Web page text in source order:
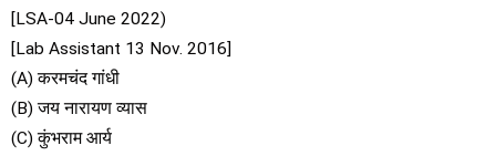
[LSA-04 June 2022)
[Lab Assistant 13 Nov. 2016]
(A) करमचंद गांधी
(B) जय नारायण व्यास
(C) कुंभराम आर्य